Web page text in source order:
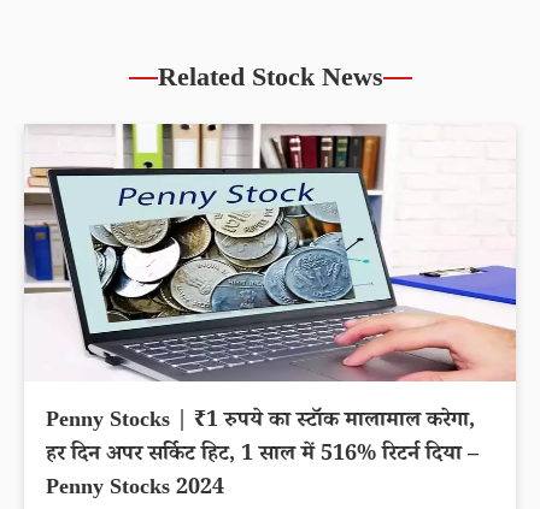
Related Stock News
Penny Stocks | ₹1 रुपये का स्टॉक मालामाल करेगा,
हर दिन अपर सर्किट हिट, 1 साल में 516% रिटर्न दिया –
Penny Stocks 2024